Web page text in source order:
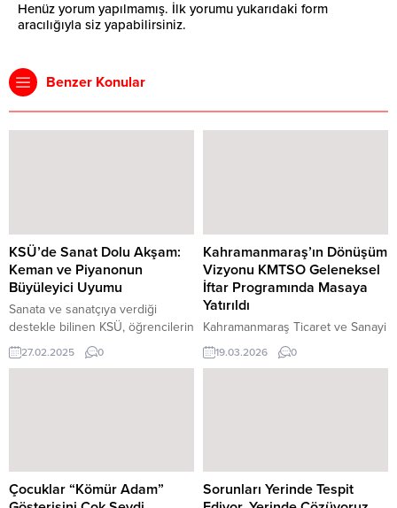
Henüz yorum yapılmamış. İlk yorumu yukarıdaki form
aracılığıyla siz yapabilirsiniz.
Benzer Konular
KSÜ’de Sanat Dolu Akşam:
Keman ve Piyanonun
Büyüleyici Uyumu
Sanata ve sanatçıya verdiği
destekle bilinen KSÜ, öğrencilerin
kültürel ve sanatsal etkinlikler
düzenlemesine olanak tanıyarak
tarafından düzenlenen “Keman ve
Piyano Dinletisi” müzikseverleri
büyüledi. Etkinlik, sanatseverler,
27.02.2025 0
Kahramanmaraş’ın Dönüşüm
Vizyonu KMTSO Geleneksel
İftar Programında Masaya
Yatırıldı
Kahramanmaraş Ticaret ve Sanayi
Odası (KMTSO) tarafından
düzenlenen Geleneksel İftar
Programda şehrin yeniden
yapılanma süreci, ekonomik
dönüşüm vizyonu ve geleceğe
19.03.2026 0
Çocuklar “Kömür Adam”
Sorunları Yerinde Tespit